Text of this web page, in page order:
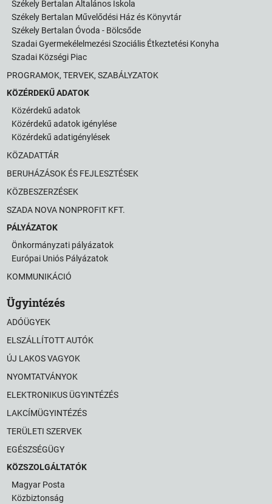
Székely Bertalan Általános Iskola
Székely Bertalan Művelődési Ház és Könyvtár
Székely Bertalan Óvoda - Bölcsőde
Szadai Gyermekélelmezési Szociális Étkeztetési Konyha
Szadai Községi Piac
PROGRAMOK, TERVEK, SZABÁLYZATOK
KÖZÉRDEKŰ ADATOK
Közérdekű adatok
Közérdekű adatok igénylése
Közérdekű adatigénylések
KÖZADATTÁR
BERUHÁZÁSOK ÉS FEJLESZTÉSEK
KÖZBESZERZÉSEK
SZADA NOVA NONPROFIT KFT.
PÁLYÁZATOK
Önkormányzati pályázatok
Európai Uniós Pályázatok
KOMMUNIKÁCIÓ
Ügyintézés
ADÓÜGYEK
ELSZÁLLÍTOTT AUTÓK
ÚJ LAKOS VAGYOK
NYOMTATVÁNYOK
ELEKTRONIKUS ÜGYINTÉZÉS
LAKCÍMÜGYINTÉZÉS
TERÜLETI SZERVEK
EGÉSZSÉGÜGY
KÖZSZOLGÁLTATÓK
Magyar Posta
Közbiztonság